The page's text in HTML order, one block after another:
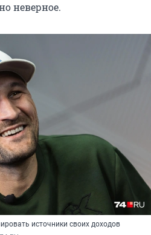
неверное.
источники своих доходов